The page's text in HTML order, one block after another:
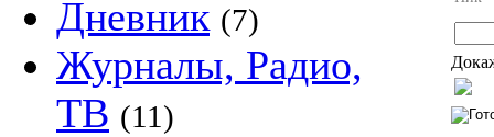
Дневник (7)
Журналы, Радио,
ТВ (11)